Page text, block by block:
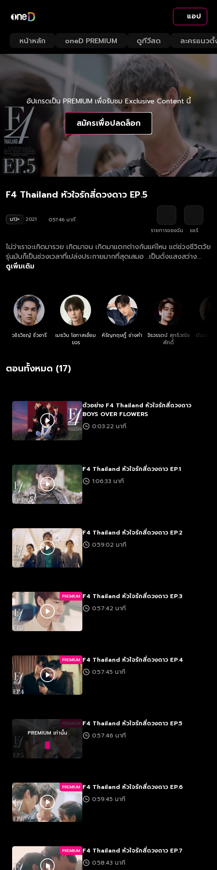
แอป
หน้าหลัก oneD PREMIUM ดูทีวีสด ละครแนวตั้
อัปเกรดเป็น PREMIUM เพื่อรับชม Exclusive Content นี้
สมัครเพื่อปลดล็อก
F4 Thailand หัวใจรักสี่ดวงดาว EP.5
น13+ 2021
0:57:46 นาที
รายการของฉัน
แชร์
ไม่ว่าเราจะเกิดมารวย เกิดมาจน เกิดมาแตกต่างกันแค่ไหน แต่ช่วงชีวิตวัย
รุ่นมันก็เป็นช่วงเวลาที่เปล่งประกายมากที่สุดเสมอ ..เป็นดั่งแสงสว่าง
สุดท้ายก่อนที่เราจะได้เจอกับโลกของความจริง.. และการได้พบกับนาย
ดูเพิ่มเติม
วชิรวิชญ์ ชีวอารี
เมธวิน โอภาสเอี่ยม
ขจร
หิรัญกฤษฎิ์ ช่างคำ
จิรวรรตน์ สุทธิวณิช
ศักดิ์
ต้นตะวัน
ตอนทั้งหมด (17)
ตัวอย่าง F4 Thailand หัวใจรักสี่ดวงดาว
BOYS OVER FLOWERS
0:03:22 นาที
F4 Thailand หัวใจรักสี่ดวงดาว EP.1
1:06:33 นาที
F4 Thailand หัวใจรักสี่ดวงดาว EP.2
0:59:02 นาที
PREMIUM F4 Thailand หัวใจรักสี่ดวงดาว EP.3
0:57:42 นาที
PREMIUM F4 Thailand หัวใจรักสี่ดวงดาว EP.4
0:57:45 นาที
PREMIUM
PREMIUM เท่านั้น
F4 Thailand หัวใจรักสี่ดวงดาว EP.5
0:57:46 นาที
PREMIUM F4 Thailand หัวใจรักสี่ดวงดาว EP.6
0:59:45 นาที
PREMIUM F4 Thailand หัวใจรักสี่ดวงดาว EP.7
0:58:43 นาที